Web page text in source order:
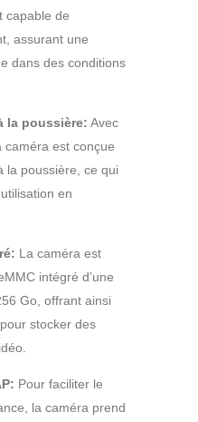
capable de
assurant une
dans des conditions
la poussière: Avec
caméra est conçue
la poussière, ce qui
en
La caméra est
intégré d’une
Go, offrant ainsi
stocker des
Pour faciliter le
la caméra prend